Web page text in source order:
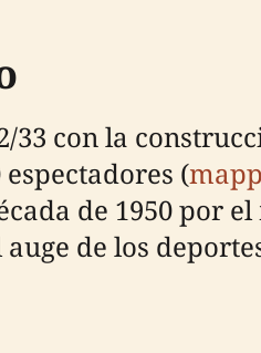
33 con la
(
de 1950 por
de los